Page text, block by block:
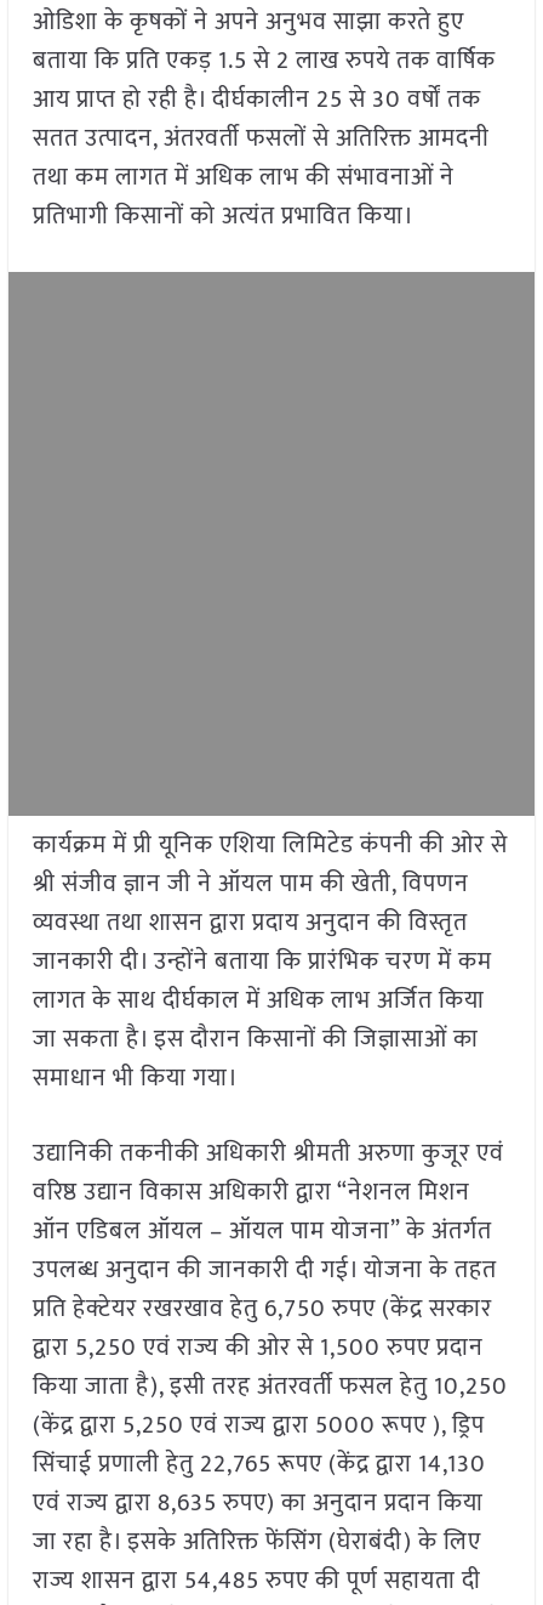
ओडिशा के कृषकों ने अपने अनुभव साझा करते हुए
बताया कि प्रति एकड़ 1.5 से 2 लाख रुपये तक वार्षिक
आय प्राप्त हो रही है। दीर्घकालीन 25 से 30 वर्षों तक
सतत उत्पादन, अंतरवर्ती फसलों से अतिरिक्त आमदनी
तथा कम लागत में अधिक लाभ की संभावनाओं ने
प्रतिभागी किसानों को अत्यंत प्रभावित किया।
कार्यक्रम में प्री यूनिक एशिया लिमिटेड कंपनी की ओर से
श्री संजीव ज्ञान जी ने ऑयल पाम की खेती, विपणन
व्यवस्था तथा शासन द्वारा प्रदाय अनुदान की विस्तृत
जानकारी दी। उन्होंने बताया कि प्रारंभिक चरण में कम
लागत के साथ दीर्घकाल में अधिक लाभ अर्जित किया
जा सकता है। इस दौरान किसानों की जिज्ञासाओं का
समाधान भी किया गया।
उद्यानिकी तकनीकी अधिकारी श्रीमती अरुणा कुजूर एवं
वरिष्ठ उद्यान विकास अधिकारी द्वारा “नेशनल मिशन
ऑन एडिबल ऑयल – ऑयल पाम योजना” के अंतर्गत
उपलब्ध अनुदान की जानकारी दी गई। योजना के तहत
प्रति हेक्टेयर रखरखाव हेतु 6,750 रुपए (केंद्र सरकार
द्वारा 5,250 एवं राज्य की ओर से 1,500 रुपए प्रदान
किया जाता है), इसी तरह अंतरवर्ती फसल हेतु 10,250
(केंद्र द्वारा 5,250 एवं राज्य द्वारा 5000 रूपए ), ड्रिप
सिंचाई प्रणाली हेतु 22,765 रूपए (केंद्र द्वारा 14,130
एवं राज्य द्वारा 8,635 रुपए) का अनुदान प्रदान किया
जा रहा है। इसके अतिरिक्त फेंसिंग (घेराबंदी) के लिए
राज्य शासन द्वारा 54,485 रुपए की पूर्ण सहायता दी